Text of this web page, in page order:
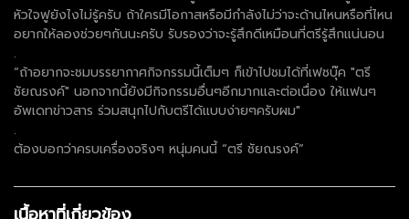
หัวใจฟูยังไงไม่รู้ครับ ถ้าใครมีโอกาสหรือมีกำลังไม่ว่าจะด้านไหนหรือที่ไหน
อยากให้ลองช่วยๆกันนะครับ รับรองว่าจะรู้สึกดีเหมือนที่ตรีรู้สึกแน่นอน
.
“ถ้าอยากจะชมบรรยากาศกิจกรรมนี้เต็มๆ ก็เข้าไปชมได้ที่เฟซบุ๊ค "ตรี
ชัยณรงค์" นอกจากนี้ยังมีกิจกรรมอื่นๆอีกมากและต่อเนื่อง ให้แฟนๆ
อัพเดทข่าวสาร ร่วมสนุกไปกับตรีได้แบบง่ายๆครับผม"
.
ต้องบอกว่าครบเครื่องจริงๆ หนุ่มคนนี้ “ตรี ชัยณรงค์”